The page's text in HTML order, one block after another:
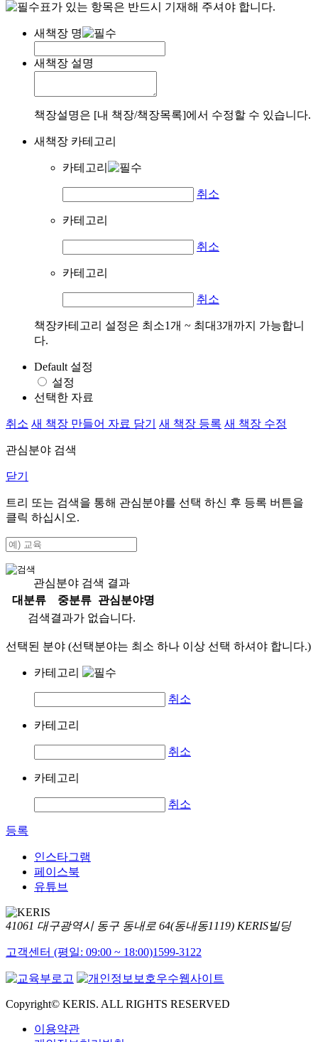
표가 있는 항목은 반드시 기재해 주셔야 합니다.
새책장 명
새책장 설명
책장설명은 [내 책장/책장목록]에서 수정할 수 있습니다.
새책장 카테고리
카테고리
취소
카테고리
취소
카테고리
취소
책장카테고리 설정은 최소1개 ~ 최대3개까지 가능합니
다.
Default 설정
설정
선택한 자료
취소 새 책장 만들어 자료 담기 새 책장 등록 새 책장 수정
관심분야 검색
닫기
트리 또는 검색을 통해 관심분야를 선택 하신 후 등록 버튼을
클릭 하십시오.
관심분야 검색 결과
대분류
중분류
관심분야명
검색결과가 없습니다.
선택된 분야 (선택분야는 최소 하나 이상 선택 하셔야 합니다.)
카테고리
취소
카테고리
취소
카테고리
취소
등록
인스타그램
페이스북
유튜브
41061 대구광역시 동구 동내로 64(동내동1119) KERIS빌딩
고객센터 (평일: 09:00 ~ 18:00)1599-3122
Copyright© KERIS. ALL RIGHTS RESERVED
이용약관